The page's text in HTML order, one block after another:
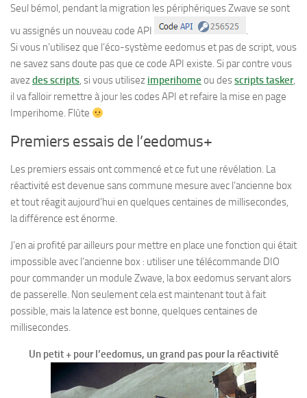
Seul bémol, pendant la migration les périphériques Zwave se sont
vu assignés un nouveau code API
.
Si vous n’utilisez que l’éco-système eedomus et pas de script, vous
ne savez sans doute pas que ce code API existe. Si par contre vous
avezdes scripts, si vous utilisez imperihome ou desscripts tasker,
il va falloir remettre à jour les codes API et refaire la mise en page
Imperihome. Flûte
Premiers essais de l’eedomus+
Les premiers essais ont commencé et ce fut une révélation. La
réactivité est devenue sans commune mesure avec l’ancienne box
et tout réagit aujourd’hui en quelques centaines de millisecondes,
la différence est énorme.
J’en ai profité par ailleurs pour mettre en place une fonction qui était
impossible avec l’ancienne box : utiliser une télécommande DIO
pour commander un module Zwave, la box eedomus servant alors
de passerelle. Non seulement cela est maintenant tout à fait
possible, mais la latence est bonne, quelques centaines de
millisecondes.
Un petit + pour l’eedomus, un grand pas pour la réactivité